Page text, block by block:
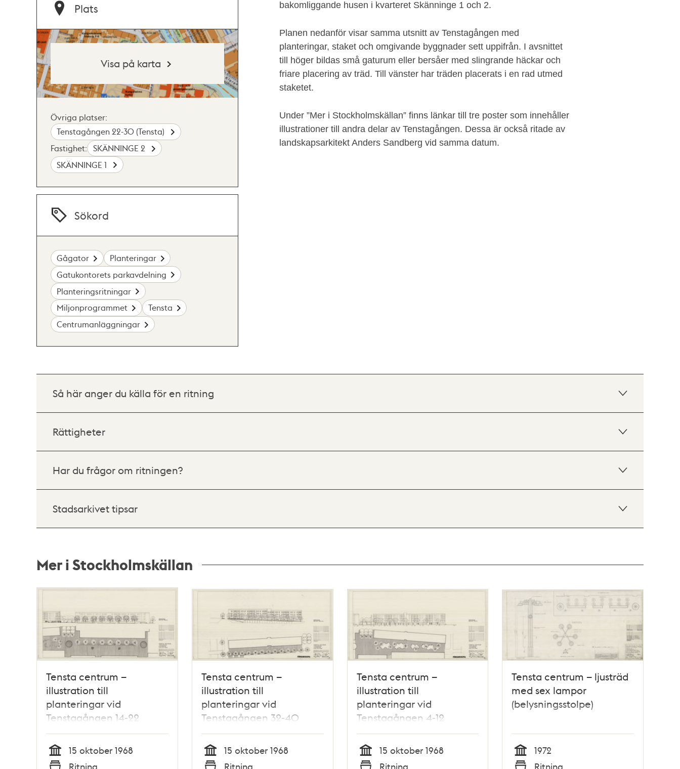
bakomliggande husen i kvarteret Skänninge 1 och 2.
Planen nedanför visar samma utsnitt av Tenstagången med
planteringar, staket och omgivande byggnader sett uppifrån. I avsnittet
till höger bildas små gaturum eller bersåer med slingrande häckar och
friare placering av träd. Till vänster har träden placerats i en rad utmed
staketet.
Under ”Mer i Stockholmskällan” finns länkar till tre poster som innehåller
illustrationer till andra delar av Tenstagången. Dessa är också ritade av
landskapsarkitekt Anders Sandberg vid samma datum.
Plats
Visa på karta
Övriga platser:
Tenstagången 22-30 (Tensta)
Fastighet:
SKÄNNINGE 2
SKÄNNINGE 1
Sökord
Gågator
Planteringar
Gatukontorets parkavdelning
Planteringsritningar
Miljonprogrammet
Tensta
Centrumanläggningar
Så här anger du källa för en ritning
Rättigheter
Har du frågor om ritningen?
Stadsarkivet tipsar
Mer i Stockholmskällan
Relaterade
och
teman
Tensta centrum –
illustration till
planteringar vid
Tenstagången 14-22
Tid
15 oktober 1968
Ritning
Tensta centrum –
illustration till
planteringar vid
Tenstagången 32-40
Tid
15 oktober 1968
Ritning
Tensta centrum –
illustration till
planteringar vid
Tenstagången 4-12
Tid
15 oktober 1968
Ritning
Tensta centrum – ljusträd
med sex lampor
(belysningsstolpe)
Tid
1972
Ritning